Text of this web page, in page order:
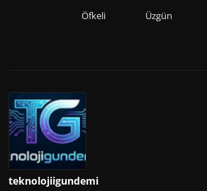
Öfkeli Üzgün
teknolojiigundemi